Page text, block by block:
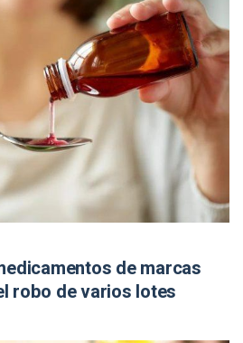
de marcas
robo de varios lotes